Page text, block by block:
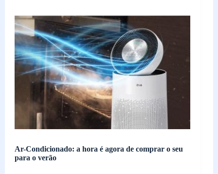
Ar-Condicionado: a hora é agora de comprar o seu
para o verão